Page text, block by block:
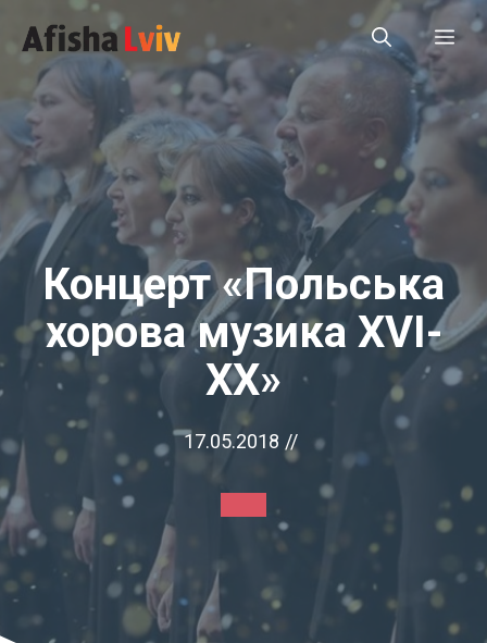
Перейти
вмісту
Концерт «Польська
хорова музика XVI-
XX»
17.05.2018 //